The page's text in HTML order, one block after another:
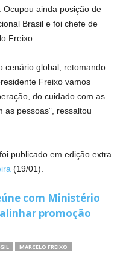
Ocupou ainda posição de
Brasil e foi chefe de
Freixo.
cenário global, retomando
Freixo vamos
do cuidado com as
as pessoas”, ressaltou
publicado em edição extra
(19/01).
com Ministério
promoção
MARCELO FREIXO